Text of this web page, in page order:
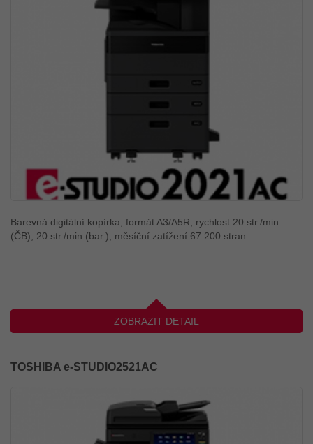
Barevná digitální kopírka, formát A3/A5R, rychlost 20 str./min
(ČB), 20 str./min (bar.), měsíční zatížení 67.200 stran.
ZOBRAZIT DETAIL
TOSHIBA e-STUDIO2521AC